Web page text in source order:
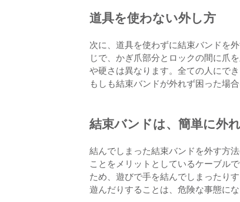
道具を使わない外し方
次に、道具を使わずに結束バンドを
じで、かぎ爪部分とロックの間に爪
や硬さは異なります。全ての人にで
もしも結束バンドが外れず困った場
結束バンドは、簡単に外
結んでしまった結束バンドを外す方
ことをメリットとしているケーブル
ため、遊びで手を結んでしまったり
遊んだりすることは、危険な事態に